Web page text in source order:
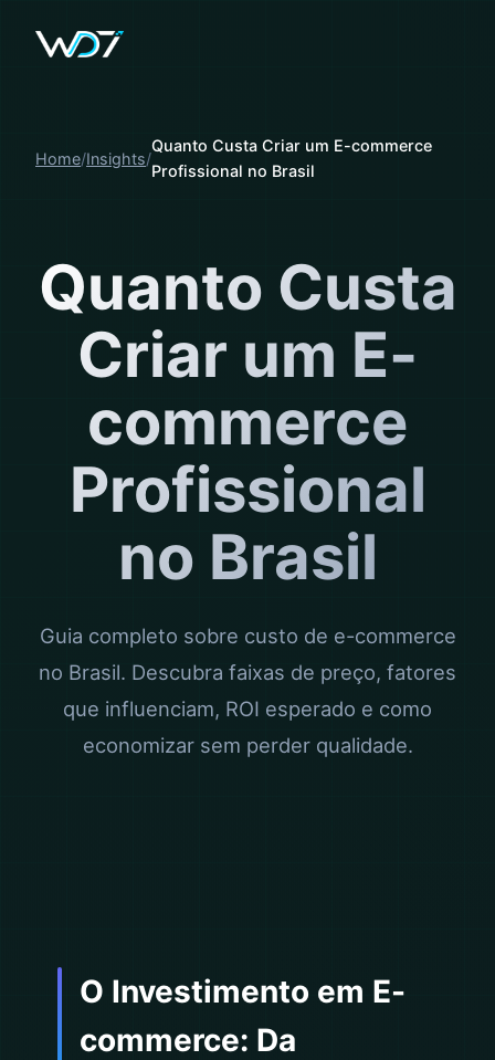
Home Insights
Quanto Custa Criar um E-commerce
Profissional no Brasil
Quanto Custa
Criar um E-
commerce
Profissional
no Brasil
Guia completo sobre custo de e-commerce
no Brasil. Descubra faixas de preço, fatores
que influenciam, ROI esperado e como
economizar sem perder qualidade.
O Investimento em E-
commerce: Da